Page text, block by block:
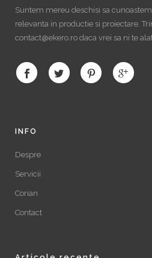
Suntem mereu deschisi sa
relevanta in productie si proiectare.
contact@ekero.ro daca vrei sa ni te
INFO
Despre
Servicii
Corian
Contact